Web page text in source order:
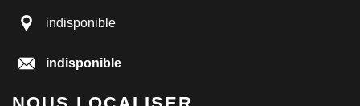
indisponible
indisponible